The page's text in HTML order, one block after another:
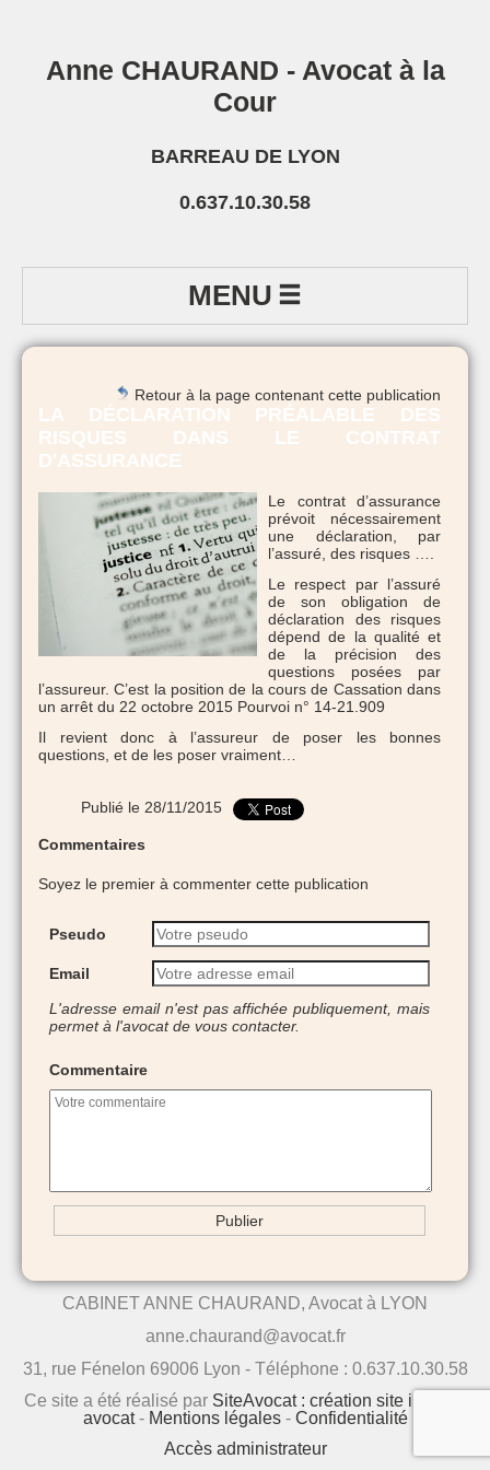
Anne CHAURAND - Avocat à la
Cour
BARREAU DE LYON
0.637.10.30.58
MENU
Retour à la page contenant cette publication
LA DÉCLARATION PRÉALABLE DES
RISQUES DANS LE CONTRAT
D'ASSURANCE
Le contrat d’assurance
prévoit nécessairement
une déclaration, par
l’assuré, des risques ….
Le respect par l’assuré
de son obligation de
déclaration des risques
dépend de la qualité et
de la précision des
questions posées par
l’assureur. C’est la position de la cours de Cassation dans
un arrêt du 22 octobre 2015 Pourvoi n° 14-21.909
Il revient donc à l’assureur de poser les bonnes
questions, et de les poser vraiment…
Publié le 28/11/2015
Commentaires
Soyez le premier à commenter cette publication
Pseudo
Email
L'adresse email n'est pas affichée publiquement, mais
permet à l'avocat de vous contacter.
Commentaire
CABINET ANNE CHAURAND, Avocat à LYON
anne.chaurand@avocat.fr
31, rue Fénelon 69006 Lyon - Téléphone : 0.637.10.30.58
Ce site a été réalisé par SiteAvocat : création site internet
avocat- Mentions légales- Confidentialité
Accès administrateur